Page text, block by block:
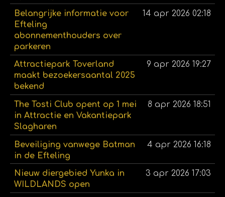
Belangrijke informatie voor
Efteling
abonnementhouders over
parkeren
14 apr 2026 02:18
Attractiepark Toverland
maakt bezoekersaantal 2025
bekend
9 apr 2026 19:27
The Tosti Club opent op 1 mei
in Attractie en Vakantiepark
Slagharen
8 apr 2026 18:51
Beveiliging vanwege Batman
in de Efteling
4 apr 2026 16:18
Nieuw diergebied Yunka in
WILDLANDS open
3 apr 2026 17:03